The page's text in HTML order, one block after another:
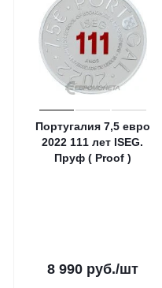
Португалия 7,5 евро
2022 111 лет ISEG.
Пруф ( Proof )
8 990руб./шт